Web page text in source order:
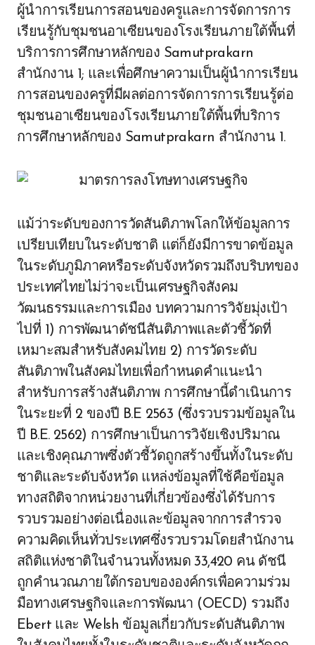
ผู้นำการเรียนการสอนของครูและการจัดการการ
เรียนรู้กับชุมชนอาเซียนของโรงเรียนภายใต้พื้นที่
บริการการศึกษาหลักของ Samutprakarn
สำนักงาน 1; และเพื่อศึกษาความเป็นผู้นำการเรียน
การสอนของครูที่มีผลต่อการจัดการการเรียนรู้ต่อ
ชุมชนอาเซียนของโรงเรียนภายใต้พื้นที่บริการ
การศึกษาหลักของ Samutprakarn สำนักงาน 1.
แม้ว่าระดับของการวัดสันติภาพโลกให้ข้อมูลการ
เปรียบเทียบในระดับชาติ แต่ก็ยังมีการขาดข้อมูล
ในระดับภูมิภาคหรือระดับจังหวัดรวมถึงบริบทของ
ประเทศไทยไม่ว่าจะเป็นเศรษฐกิจสังคม
วัฒนธรรมและการเมือง บทความการวิจัยมุ่งเป้า
ไปที่ 1) การพัฒนาดัชนีสันติภาพและตัวชี้วัดที่
เหมาะสมสำหรับสังคมไทย 2) การวัดระดับ
สันติภาพในสังคมไทยเพื่อกำหนดคำแนะนำ
สำหรับการสร้างสันติภาพ การศึกษานี้ดำเนินการ
ในระยะที่ 2 ของปี B.E 2563 (ซึ่งรวบรวมข้อมูลใน
ปี B.E. 2562) การศึกษาเป็นการวิจัยเชิงปริมาณ
และเชิงคุณภาพซึ่งตัวชี้วัดถูกสร้างขึ้นทั้งในระดับ
ชาติและระดับจังหวัด แหล่งข้อมูลที่ใช้คือข้อมูล
ทางสถิติจากหน่วยงานที่เกี่ยวข้องซึ่งได้รับการ
รวบรวมอย่างต่อเนื่องและข้อมูลจากการสำรวจ
ความคิดเห็นทั่วประเทศซึ่งรวบรวมโดยสำนักงาน
สถิติแห่งชาติในจำนวนทั้งหมด 33,420 คน ดัชนี
ถูกคำนวณภายใต้กรอบขององค์กรเพื่อความร่วม
มือทางเศรษฐกิจและการพัฒนา (OECD) รวมถึง
Ebert และ Welsh ข้อมูลเกี่ยวกับระดับสันติภาพ